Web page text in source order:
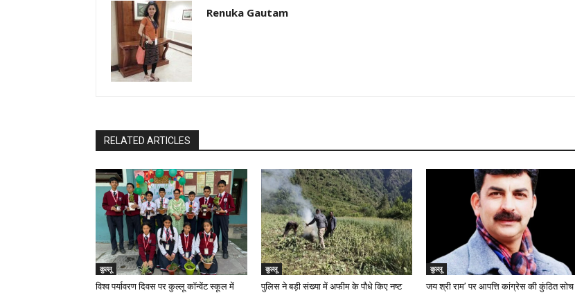
Renuka Gautam
RELATED ARTICLES
कुल्लू
विश्व पर्यावरण दिवस पर कुल्लू कॉन्वेंट स्कूल में
कुल्लू
पुलिस ने बड़ी संख्या में अफीम के पौधे किए नष्ट
कुल्लू
जय श्री राम’ पर आपत्ति कांग्रेस की कुंठित सोच